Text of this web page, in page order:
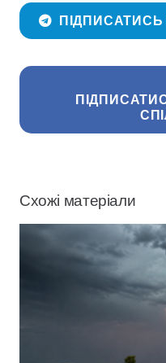
ПІДПИСАТИСЬ
Схожі матеріали